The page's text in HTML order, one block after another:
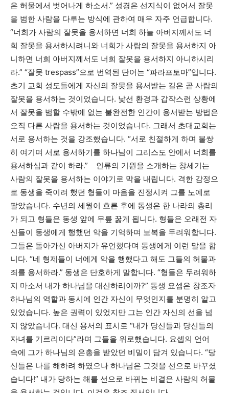
은 허물에서 벗어나게 하소서.” 성경은 선지식이 없어서 잘못
을 범한 사람을 다루는 방식에 관하여 매우 자주 언급합니다.
“너희가 사람의 잘못을 용서하면 너희 하늘 아버지께서도 너
희 잘못을 용서하시려니와 너희가 사람의 잘못을 용서하지 아
니하면 너희 아버지께서도 너희 잘못을 용서하지 아니하시리
라.” “잘못 trespass”으로 번역된 단어는 “파라프토마”입니다.
초기 교회 성도들에게 자신의 잘못을 용서받는 길은 곧 사람의
잘못을 용서하는 것이었습니다. 낯선 환경과 갑작스런 상황에
서 잘못을 범할 수밖에 없는 불완전한 인간이 용서받는 방법은
오직 다른 사람을 용서하는 것이었습니다. 그래서 초대교회는
서로 용서하는 것을 강조했습니다. “서로 친절하게 하며 불쌍
히 여기며 서로 용서하기를 하나님이 그리스도 안에서 너희를
용서하심과 같이 하라.” 인류의 기원을 소개하는 창세기는
사람의 잘못을 용서하는 이야기로 막을 내립니다. 격한 감정으
로 동생을 죽이려 했던 형들이 마음을 진정시켜 그를 노예로
팔았습니다. 수년의 세월이 흐른 후에 동생은 한 나라의 총리
가 되고 형들은 동생 앞에 무릎 꿇게 됩니다. 형들은 오래전 자
신들이 동생에게 행했던 악을 기억하며 보복을 두려워합니다.
그들은 돌아가신 아버지가 유언했다며 동생에게 이런 말을 합
니다. “네 형제들이 너에게 악을 행했다고 해도 그들의 허물과
죄를 용서하라.” 동생은 단호하게 말합니다. “형들은 두려워하
지 마소서 내가 하나님을 대신하리이까?” 동생 요셉은 창조자
하나님의 역할과 동시에 인간 자신이 무엇인지를 분명히 알고
있었습니다. 높은 권력이 있었지만 그는 인간 자신의 선을 넘
지 않았습니다. 대신 용서의 표시로 “내가 당신들과 당신들의
자녀를 기르리이다”라며 그들을 위로했습니다. 요셉의 언어
속에 그가 하나님의 은총을 받았던 비밀이 담겨 있습니다. “당
신들은 나를 해하려 하였으나 하나님은 그것을 선으로 바꾸셨
습니다!” 내가 당하는 해를 선으로 바뀌는 비결은 사람의 허물